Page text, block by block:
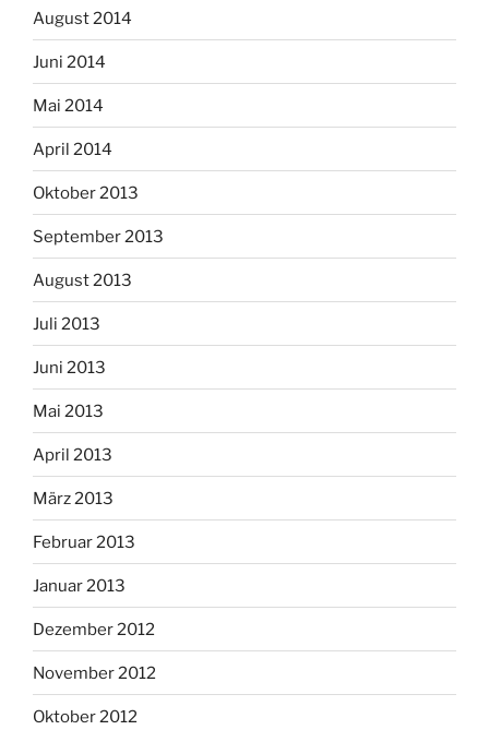
August 2014
Juni 2014
Mai 2014
April 2014
Oktober 2013
September 2013
August 2013
Juli 2013
Juni 2013
Mai 2013
April 2013
März 2013
Februar 2013
Januar 2013
Dezember 2012
November 2012
Oktober 2012